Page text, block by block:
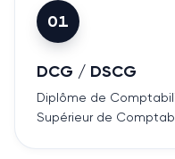
01
DCG / DSCG
Diplôme de
Supérieur de